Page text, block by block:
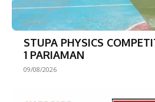
STUPA PHYSICS
1 PARIAMAN
09/08/2026